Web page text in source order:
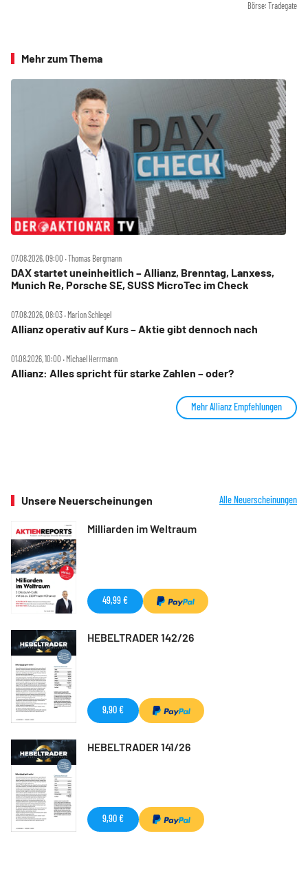
Börse: Tradegate
Mehr zum Thema
07.08.2026, 09:00 ‧ Thomas Bergmann
DAX startet uneinheitlich – Allianz, Brenntag, Lanxess,
Munich Re, Porsche SE, SUSS MicroTec im Check
07.08.2026, 08:03 ‧ Marion Schlegel
Allianz operativ auf Kurs – Aktie gibt dennoch nach
01.08.2026, 10:00 ‧ Michael Herrmann
Allianz: Alles spricht für starke Zahlen – oder?
Mehr Allianz Empfehlungen
Unsere Neuerscheinungen Alle Neuerscheinungen
Milliarden im Weltraum
49,99 €
HEBELTRADER 142/26
9,90 €
HEBELTRADER 141/26
9,90 €